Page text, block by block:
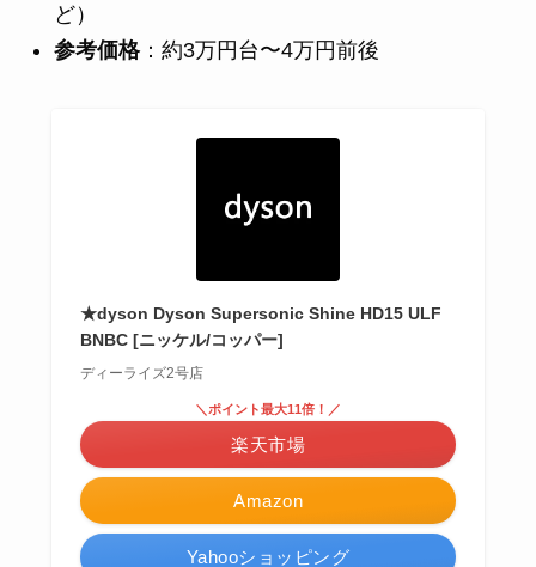
ど）
参考価格：約3万円台〜4万円前後
★dyson Dyson Supersonic Shine HD15 ULF
BNBC [ニッケル/コッパー]
ディーライズ2号店
Amazon
＼ポイント最大11倍！／
楽天市場
Yahooショッピング